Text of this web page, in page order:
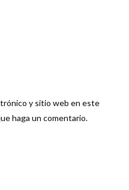
y sitio web en este
haga un comentario.